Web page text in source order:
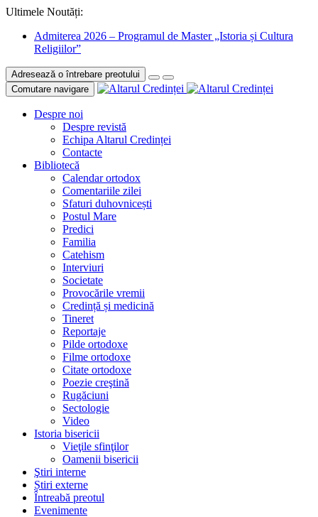
Ultimele Noutăți:
Admiterea 2026 – Programul de Master „Istoria și Cultura
Religiilor”
Adresează o întrebare preotului
Comutare navigare
Despre noi
Despre revistă
Echipa Altarul Credinței
Contacte
Bibliotecă
Calendar ortodox
Comentariile zilei
Sfaturi duhovnicești
Postul Mare
Predici
Familia
Catehism
Interviuri
Societate
Provocările vremii
Credință și medicină
Tineret
Reportaje
Pilde ortodoxe
Filme ortodoxe
Citate ortodoxe
Poezie creştină
Rugăciuni
Sectologie
Video
Istoria bisericii
Vieţile sfinţilor
Oamenii bisericii
Ştiri interne
Știri externe
Întreabă preotul
Evenimente